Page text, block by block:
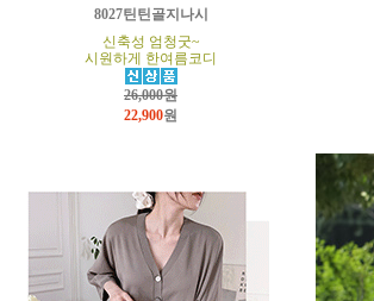
8027틴틴골지나시
신축성 엄청굿~
시원하게 한여름코디
26,000원
22,900원